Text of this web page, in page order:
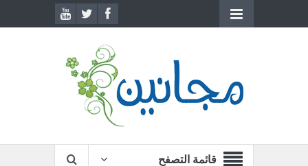
قائمة التصفح